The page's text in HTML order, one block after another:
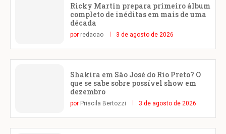
Ricky Martin prepara primeiro álbum
completo de inéditas em mais de uma
década
por redacao 3 de agosto de 2026
Shakira em São José do Rio Preto? O
que se sabe sobre possível show em
dezembro
por Priscila Bertozzi 3 de agosto de 2026